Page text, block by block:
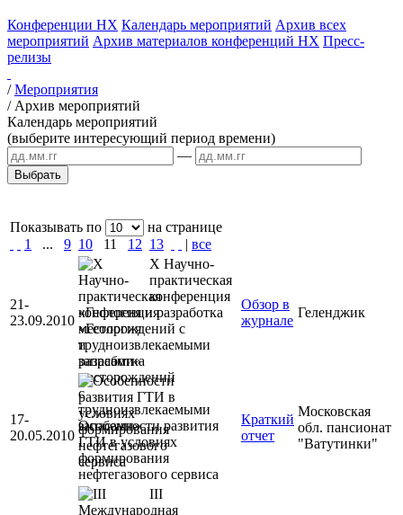
Конференции НХ Календарь мероприятий Архив всех
мероприятий Архив материалов конференций НХ Пресс-
релизы
/Мероприятия
/ Архив мероприятий
Календарь мероприятий
(выберите интересующий период времени)
—
Показывать по
на странице
1
... 9 10 11 12 13 | все
21-
23.09.2010
X Научно-
практическая
конференция
«Геология и разработка
месторождений с
трудноизвлекаемыми
запасами»
Обзор в
журнале
Геленджик
17-
20.05.2010
Особенности развития
ГТИ в условиях
формирования
нефтегазового сервиса
Краткий
отчет
Московская
обл. пансионат
"Ватутинки"
III